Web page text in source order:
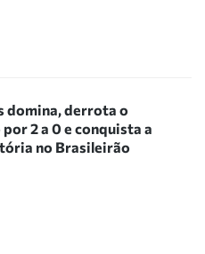
domina, derrota o
2 a 0 e conquista a
no Brasileirão